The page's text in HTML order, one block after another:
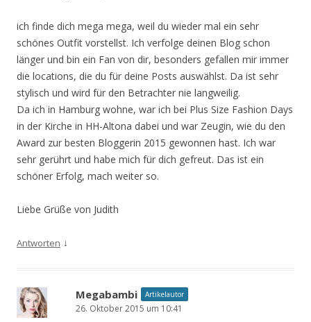
ich finde dich mega mega, weil du wieder mal ein sehr
schönes Outfit vorstellst. Ich verfolge deinen Blog schon
länger und bin ein Fan von dir, besonders gefallen mir immer
die locations, die du für deine Posts auswählst. Da ist sehr
stylisch und wird für den Betrachter nie langweilig.
Da ich in Hamburg wohne, war ich bei Plus Size Fashion Days
in der Kirche in HH-Altona dabei und war Zeugin, wie du den
Award zur besten Bloggerin 2015 gewonnen hast. Ich war
sehr gerührt und habe mich für dich gefreut. Das ist ein
schöner Erfolg, mach weiter so.
Liebe Grüße von Judith
Antworten ↓
Megabambi Artikelautor
26. Oktober 2015 um 10:41